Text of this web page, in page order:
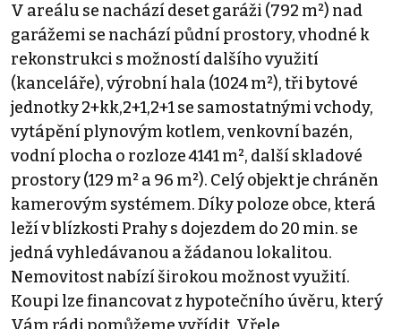
V areálu se nachází deset garáži (792 m²) nad
garážemi se nachází půdní prostory, vhodné k
rekonstrukci s možností dalšího využití
(kanceláře), výrobní hala (1024 m²), tři bytové
jednotky 2+kk,2+1,2+1 se samostatnými vchody,
vytápění plynovým kotlem, venkovní bazén,
vodní plocha o rozloze 4141 m², další skladové
prostory (129 m² a 96 m²). Celý objekt je chráněn
kamerovým systémem. Díky poloze obce, která
leží v blízkosti Prahy s dojezdem do 20 min. se
jedná vyhledávanou a žádanou lokalitou.
Nemovitost nabízí širokou možnost využití.
Koupi lze financovat z hypotečního úvěru, který